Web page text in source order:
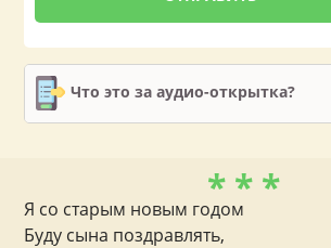
Что это за аудио-открытка?
* * *
Я со старым новым годом
Буду сына поздравлять,